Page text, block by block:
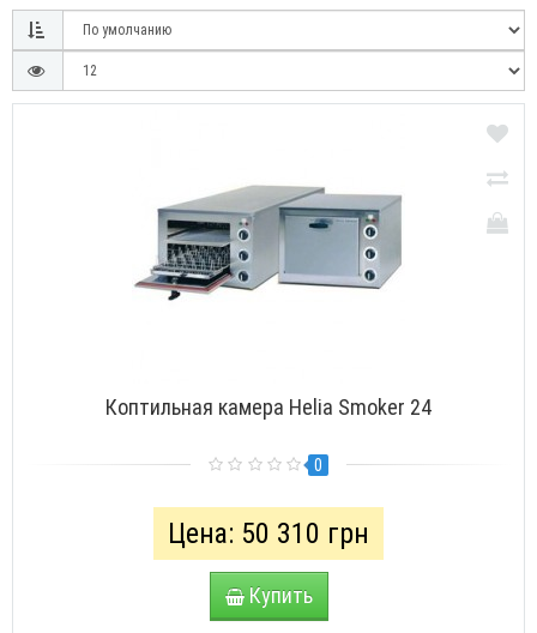
Коптильная камера Helia Smoker 24
0
Цена: 50 310 грн
Купить